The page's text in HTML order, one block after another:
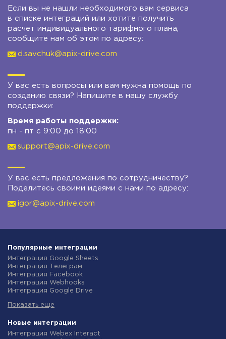
Если вы не нашли необходимого вам сервиса
в списке интеграций или хотите получить
расчет индивидуального тарифного плана,
сообщите нам об этом по адресу:
d.savchuk@apix-drive.com
У вас есть вопросы или вам нужна помощь по
созданию связи? Напишите в нашу службу
поддержки:
Время работы поддержки:
пн - пт с 9:00 до 18:00
support@apix-drive.com
У вас есть предложения по сотрудничеству?
Поделитесь своими идеями с нами по адресу:
igor@apix-drive.com
Популярные интеграции
Интеграция Google Sheets
Интеграция Телеграм
Интеграция Facebook
Интеграция Webhooks
Интеграция Google Drive
Интеграция Gmail
Интеграция Новая Почта
Интеграция Binotel
Показать еще
Новые интеграции
Интеграция Webex Interact